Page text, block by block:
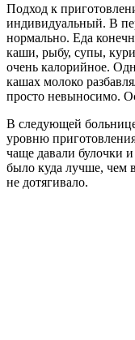
Подход к
индивидуальный. В
нормально. Еда
каши, рыбу, супы,
очень калорийное.
кашах молоко
просто невыносимо.
В следующей
уровню
чаще давали булочки
было куда лучше, чем
не дотягивало.